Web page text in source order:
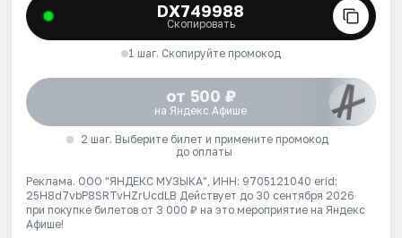
DX749988
Скопировать
1 шаг. Скопируйте промокод
от 500 ₽
на Яндекс Афише
2 шаг. Выберите билет и примените промокод
до оплаты
Реклама. ООО "ЯНДЕКС МУЗЫКА", ИНН: 9705121040 erid:
25H8d7vbP8SRTvHZrUcdLB Действует до 30 сентября 2026
при покупке билетов от 3 000 ₽ на это мероприятие на Яндекс
Афише!